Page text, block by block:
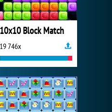
10x10 Block Match
19 746x